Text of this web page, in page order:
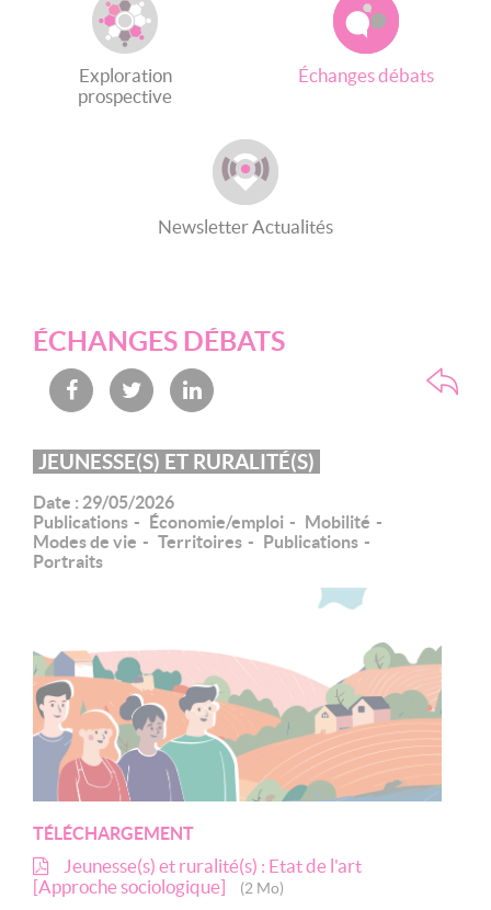
Exploration
prospective
Échanges débats
Newsletter Actualités
ÉCHANGES DÉBATS
JEUNESSE(S) ET RURALITÉ(S)
Date : 29/05/2026
Publications
Économie/emploi
Mobilité
Modes de vie
Territoires
Publications
Portraits
TÉLÉCHARGEMENT
Jeunesse(s) et ruralité(s) : Etat de l'art
[Approche sociologique]
(2 Mo)